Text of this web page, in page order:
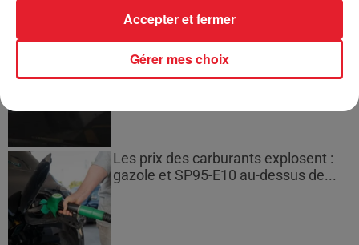
Bouches-du-Rhône : les ossements
de deux militaires disparus...
Les prix des carburants explosent :
gazole et SP95-E10 au-dessus de...
Gérer mes choix
Accepter et fermer